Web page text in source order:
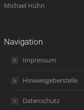
Michael Hühn
Navigation
Impressum
Hinweisgeberstelle
Datenschutz